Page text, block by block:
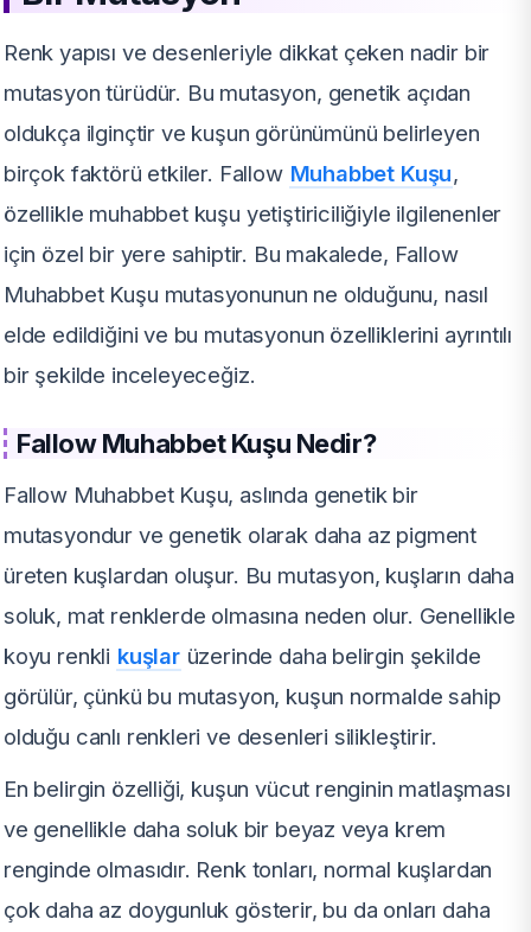
Renk yapısı ve desenleriyle dikkat çeken nadir bir
mutasyon türüdür. Bu mutasyon, genetik açıdan
oldukça ilginçtir ve kuşun görünümünü belirleyen
birçok faktörü etkiler. Fallow Muhabbet Kuşu,
özellikle muhabbet kuşu yetiştiriciliğiyle ilgilenenler
için özel bir yere sahiptir. Bu makalede, Fallow
Muhabbet Kuşu mutasyonunun ne olduğunu, nasıl
elde edildiğini ve bu mutasyonun özelliklerini ayrıntılı
bir şekilde inceleyeceğiz.
Fallow Muhabbet Kuşu Nedir?
Fallow Muhabbet Kuşu, aslında genetik bir
mutasyondur ve genetik olarak daha az pigment
üreten kuşlardan oluşur. Bu mutasyon, kuşların daha
soluk, mat renklerde olmasına neden olur. Genellikle
koyu renkli kuşlar üzerinde daha belirgin şekilde
görülür, çünkü bu mutasyon, kuşun normalde sahip
olduğu canlı renkleri ve desenleri silikleştirir.
En belirgin özelliği, kuşun vücut renginin matlaşması
ve genellikle daha soluk bir beyaz veya krem
renginde olmasıdır. Renk tonları, normal kuşlardan
çok daha az doygunluk gösterir, bu da onları daha